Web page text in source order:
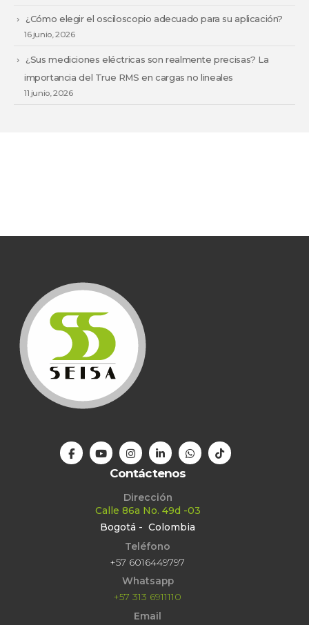
¿Cómo elegir el osciloscopio adecuado para su aplicación?
16 junio, 2026
¿Sus mediciones eléctricas son realmente precisas? La
importancia del True RMS en cargas no lineales
11 junio, 2026
Contáctenos
Dirección
Calle 86a No. 49d -03
Bogotá - Colombia
Teléfono
+57 6016449797
Whatsapp
+57 313 6911110
Email